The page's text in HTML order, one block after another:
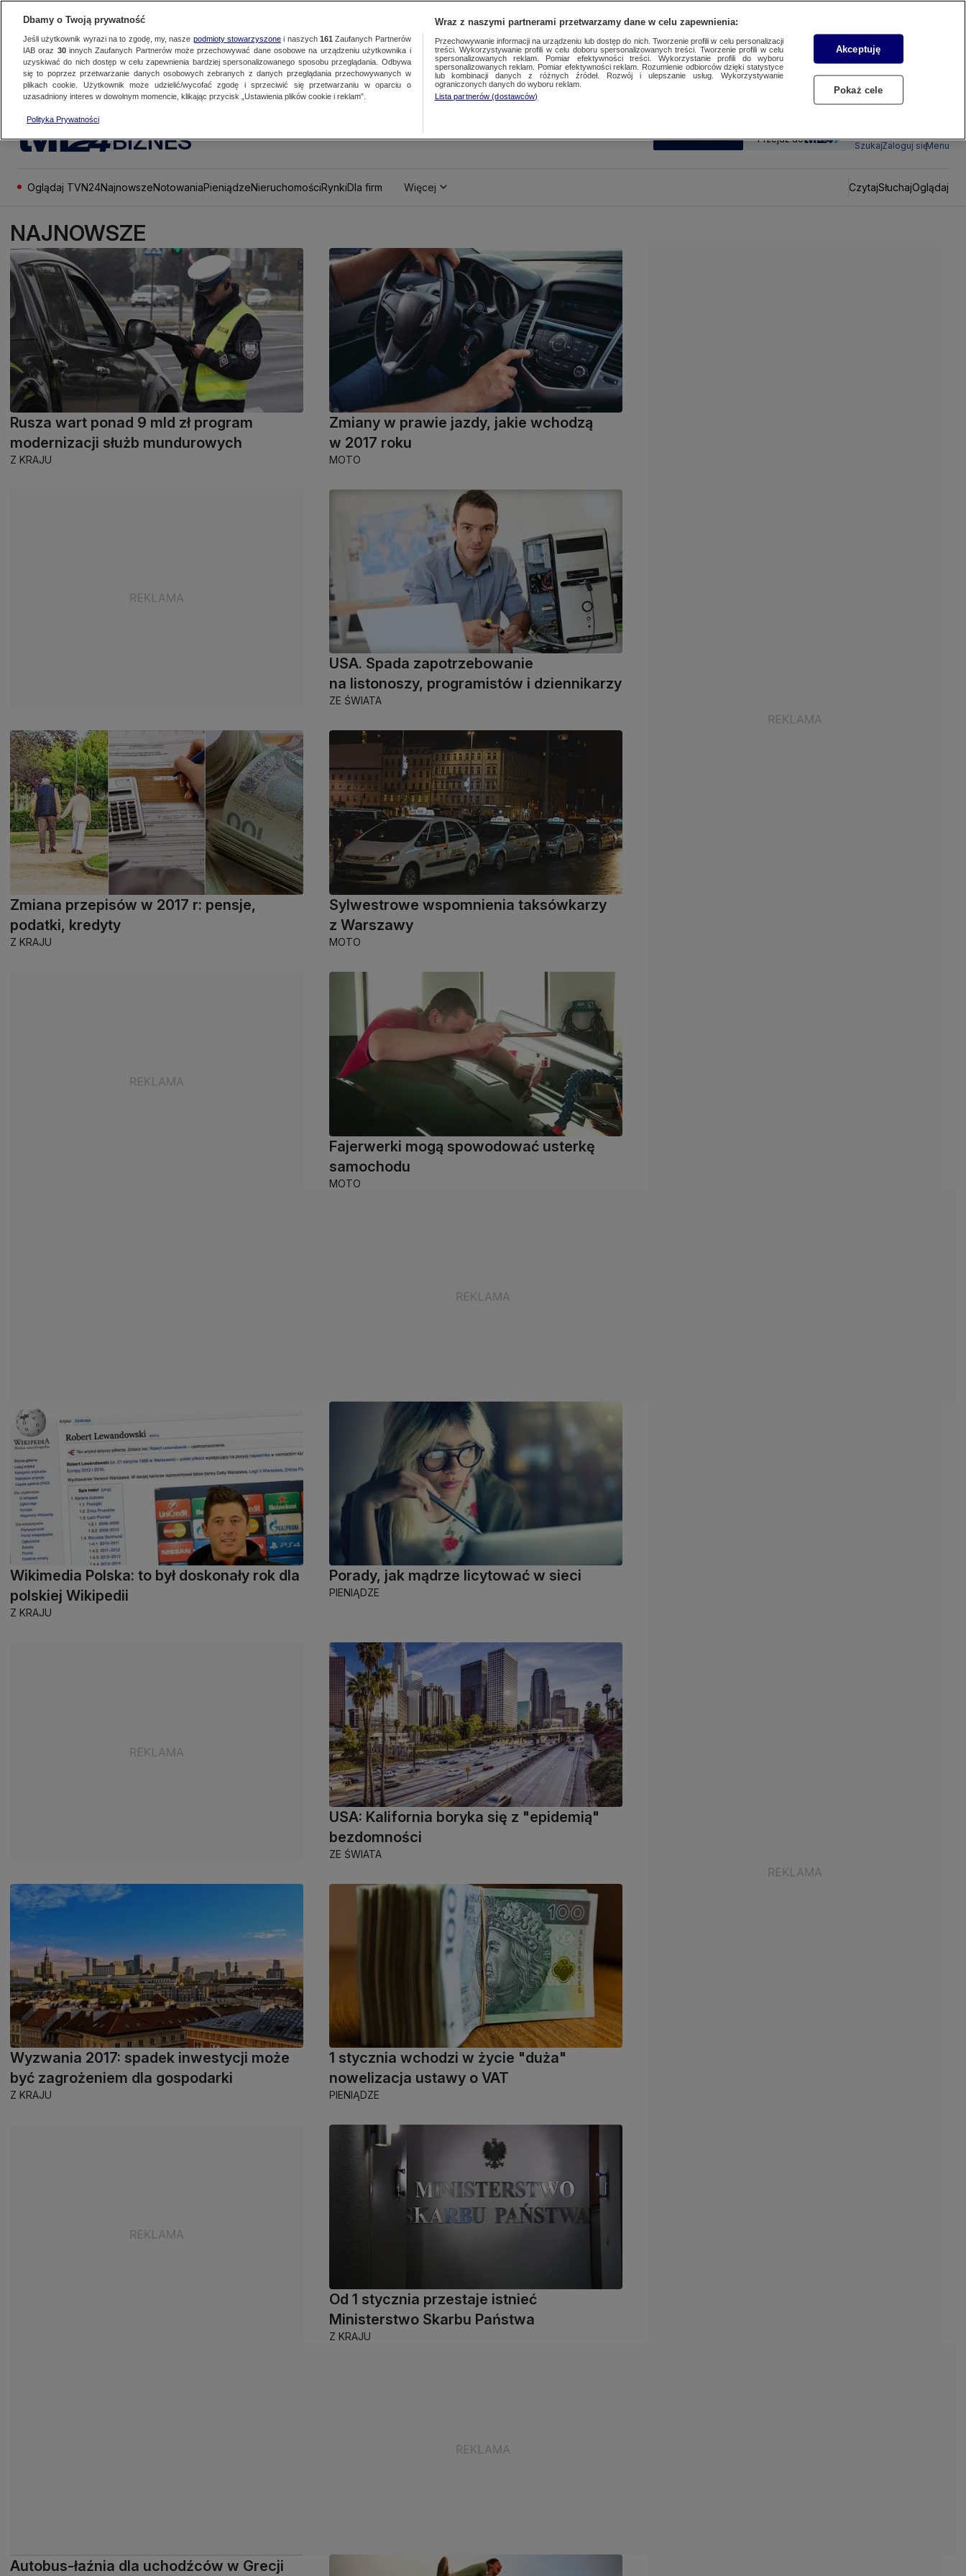
BIZNES SUBSKRYBUJ Przejdź do
SzukajZaloguj sięMenu
Oglądaj TVN24NajnowszeNotowaniaPieniądzeNieruchomościRynkiDla firm Więcej CzytajSłuchajOglądaj
NAJNOWSZE
Rusza wart ponad 9 mld zł program
modernizacji służb mundurowych
Z KRAJU
Zmiany w prawie jazdy, jakie wchodzą
w 2017 roku
MOTO
USA. Spada zapotrzebowanie
na listonoszy, programistów i dziennikarzy
ZE ŚWIATA
Zmiana przepisów w 2017 r: pensje,
podatki, kredyty
Z KRAJU
Sylwestrowe wspomnienia taksówkarzy
z Warszawy
MOTO
Fajerwerki mogą spowodować usterkę
samochodu
MOTO
Wikimedia Polska: to był doskonały rok dla
polskiej Wikipedii
Z KRAJU
Porady, jak mądrze licytować w sieci
PIENIĄDZE
USA: Kalifornia boryka się z "epidemią"
bezdomności
ZE ŚWIATA
Wyzwania 2017: spadek inwestycji może
być zagrożeniem dla gospodarki
Z KRAJU
1 stycznia wchodzi w życie "duża"
nowelizacja ustawy o VAT
PIENIĄDZE
Od 1 stycznia przestaje istnieć
Ministerstwo Skarbu Państwa
Z KRAJU
Autobus-łaźnia dla uchodźców w Grecji
Dbamy o Twoją prywatność
Jeśli użytkownik wyrazi na to zgodę, my, nasze podmioty stowarzyszonei naszych 161 Zaufanych Partnerów
IAB oraz 30innych Zaufanych Partnerów może przechowywać dane osobowe na urządzeniu użytkownika i
uzyskiwać do nich dostęp w celu zapewnienia bardziej spersonalizowanego sposobu przeglądania. Odbywa
się to poprzez przetwarzanie danych osobowych zebranych z danych przeglądania przechowywanych w
plikach cookie. Użytkownik może udzielić/wycofać zgodę i sprzeciwić się przetwarzaniu w oparciu o
uzasadniony interes w dowolnym momencie, klikając przycisk „Ustawienia plików cookie i reklam”.
Polityka Prywatności
Wraz z naszymi partnerami przetwarzamy dane w celu zapewnienia:
Przechowywanie informacji na urządzeniu lub dostęp do nich. Tworzenie profili w celu personalizacji
treści. Wykorzystywanie profili w celu doboru spersonalizowanych treści. Tworzenie profili w celu
spersonalizowanych reklam. Pomiar efektywności treści. Wykorzystanie profili do wyboru
spersonalizowanych reklam. Pomiar efektywności reklam. Rozumienie odbiorców dzięki statystyce
lub kombinacji danych z różnych źródeł. Rozwój i ulepszanie usług. Wykorzystywanie
ograniczonych danych do wyboru reklam.
Lista partnerów (dostawców)
Akceptuję
Pokaż cele